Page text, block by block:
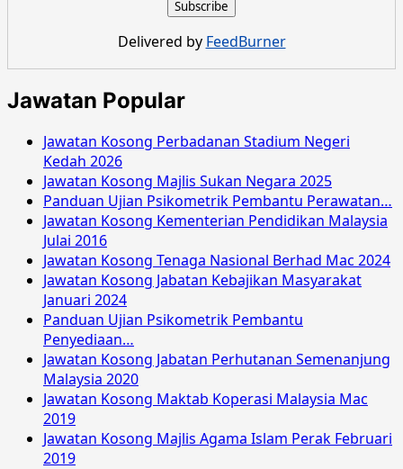
Delivered by FeedBurner
Jawatan Popular
Jawatan Kosong Perbadanan Stadium Negeri
Kedah 2026
Jawatan Kosong Majlis Sukan Negara 2025
Panduan Ujian Psikometrik Pembantu Perawatan…
Jawatan Kosong Kementerian Pendidikan Malaysia
Julai 2016
Jawatan Kosong Tenaga Nasional Berhad Mac 2024
Jawatan Kosong Jabatan Kebajikan Masyarakat
Januari 2024
Panduan Ujian Psikometrik Pembantu
Penyediaan…
Jawatan Kosong Jabatan Perhutanan Semenanjung
Malaysia 2020
Jawatan Kosong Maktab Koperasi Malaysia Mac
2019
Jawatan Kosong Majlis Agama Islam Perak Februari
2019